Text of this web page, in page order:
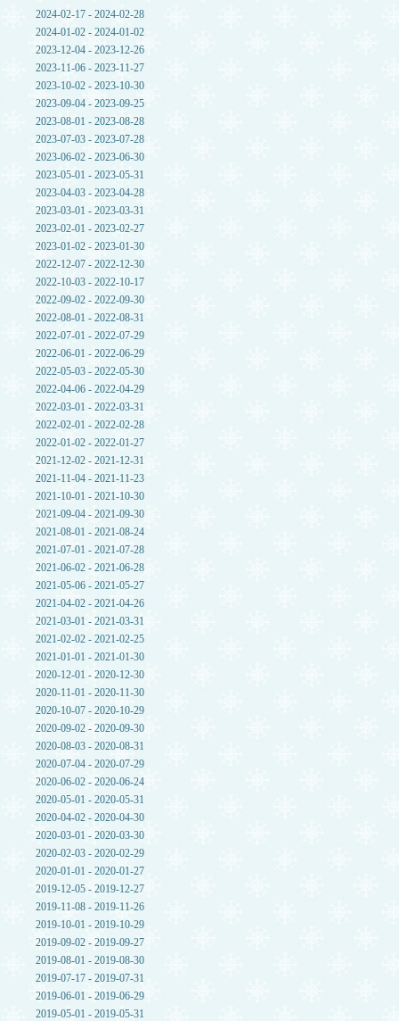
2024-02-17 - 2024-02-28
2024-01-02 - 2024-01-02
2023-12-04 - 2023-12-26
2023-11-06 - 2023-11-27
2023-10-02 - 2023-10-30
2023-09-04 - 2023-09-25
2023-08-01 - 2023-08-28
2023-07-03 - 2023-07-28
2023-06-02 - 2023-06-30
2023-05-01 - 2023-05-31
2023-04-03 - 2023-04-28
2023-03-01 - 2023-03-31
2023-02-01 - 2023-02-27
2023-01-02 - 2023-01-30
2022-12-07 - 2022-12-30
2022-10-03 - 2022-10-17
2022-09-02 - 2022-09-30
2022-08-01 - 2022-08-31
2022-07-01 - 2022-07-29
2022-06-01 - 2022-06-29
2022-05-03 - 2022-05-30
2022-04-06 - 2022-04-29
2022-03-01 - 2022-03-31
2022-02-01 - 2022-02-28
2022-01-02 - 2022-01-27
2021-12-02 - 2021-12-31
2021-11-04 - 2021-11-23
2021-10-01 - 2021-10-30
2021-09-04 - 2021-09-30
2021-08-01 - 2021-08-24
2021-07-01 - 2021-07-28
2021-06-02 - 2021-06-28
2021-05-06 - 2021-05-27
2021-04-02 - 2021-04-26
2021-03-01 - 2021-03-31
2021-02-02 - 2021-02-25
2021-01-01 - 2021-01-30
2020-12-01 - 2020-12-30
2020-11-01 - 2020-11-30
2020-10-07 - 2020-10-29
2020-09-02 - 2020-09-30
2020-08-03 - 2020-08-31
2020-07-04 - 2020-07-29
2020-06-02 - 2020-06-24
2020-05-01 - 2020-05-31
2020-04-02 - 2020-04-30
2020-03-01 - 2020-03-30
2020-02-03 - 2020-02-29
2020-01-01 - 2020-01-27
2019-12-05 - 2019-12-27
2019-11-08 - 2019-11-26
2019-10-01 - 2019-10-29
2019-09-02 - 2019-09-27
2019-08-01 - 2019-08-30
2019-07-17 - 2019-07-31
2019-06-01 - 2019-06-29
2019-05-01 - 2019-05-31